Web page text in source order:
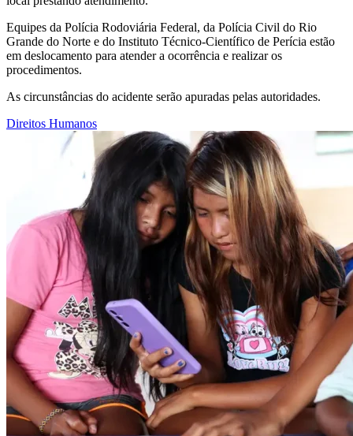
Equipes da Polícia Rodoviária Federal, da Polícia Civil do Rio
Grande do Norte e do Instituto Técnico-Científico de Perícia estão
em deslocamento para atender a ocorrência e realizar os
procedimentos.
As circunstâncias do acidente serão apuradas pelas autoridades.
Direitos Humanos